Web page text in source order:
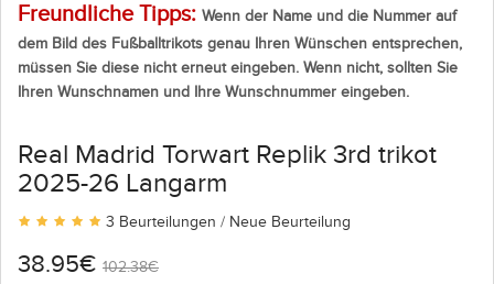
Freundliche Tipps: Wenn der Name und die Nummer auf
dem Bild des Fußballtrikots genau Ihren Wünschen entsprechen,
müssen Sie diese nicht erneut eingeben. Wenn nicht, sollten Sie
Ihren Wunschnamen und Ihre Wunschnummer eingeben.
Real Madrid Torwart Replik 3rd trikot
2025-26 Langarm
3 Beurteilungen / Neue Beurteilung
38.95€ 102.38€